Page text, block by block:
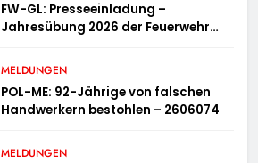
FW-GL: Presseeinladung –
Jahresübung 2026 der Feuerwehr
MELDUNGEN
POL-ME: 92-Jährige von falschen
Handwerkern bestohlen – 2606074
MELDUNGEN